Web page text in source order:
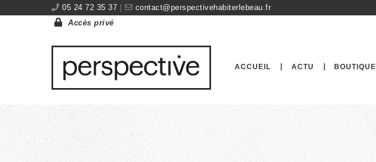
05 24 72 35 37
contact@perspectivehabiterlebeau.fr
Accès privé
ACCUEIL ACTU BOUTIQUE